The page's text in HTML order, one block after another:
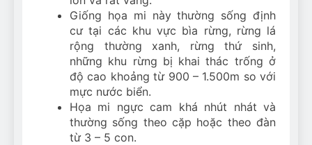
Giống họa mi này thường sống định
cư tại các khu vực bìa rừng, rừng lá
rộng thường xanh, rừng thứ sinh,
những khu rừng bị khai thác trống ở
độ cao khoảng từ 900 – 1.500m so với
mực nước biển.
Họa mi ngực cam khá nhút nhát và
thường sống theo cặp hoặc theo đàn
từ 3 – 5 con.